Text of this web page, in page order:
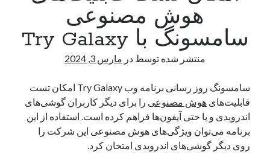
نوشته‌های تازه
راه‌های اتصال موبایل و کامپیوتر به یکدیگر: تجربه‌ای یکپارچه و کاربردی
انتقاد کاربران از اتمام زودهنگام بسته‌های اینترنت ایرانسل همزمان با شرایط
ادعای نت‌بلاکس: قطعی اینترنت ایران بیش از 120 ساعت ادامه یافت؛ اتصال
کشور به حدود یک درصد رسید
قطعی اینترنت در ایران از مرز 48 ساعت گذشت!
گوشی HMD Luma با دوربین 50 مگاپیکسل و نمایشگر 120 هرتز رونمایی شد
هوش مصنوعی
سامسونگ با Try Galaxy
منتشر شده توسط در مارس 3, 2024
سامسونگ روز رسانی برنامه وب Try Galaxy امکان تست
قابلیت‌هایهوش مصنوعی را برای دیگر کاربران گوشی‌های
اندرویدی و یا حتی آیفون‌ها فراهم کرده است. استفاده از این
برنامه می‌توان ویژگی‌های هوش مصنوعی این شرکت را
روی دیگر گوشی‌های اندرویدی امتحان کرد.